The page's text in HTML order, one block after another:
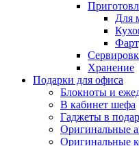
Для
Хранение
Подарки для офиса
Блокноты и
В кабинет шефа
Гаджеты в
Оригинальные
Оригинальные